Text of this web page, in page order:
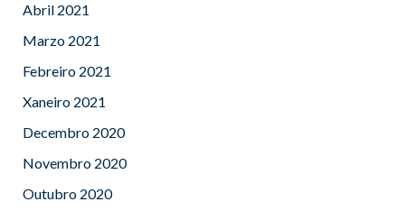
Abril 2021
Marzo 2021
Febreiro 2021
Xaneiro 2021
Decembro 2020
Novembro 2020
Outubro 2020